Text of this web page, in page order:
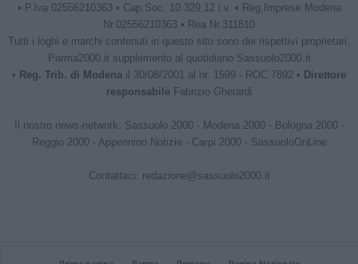
• P.Iva 02556210363 • Cap.Soc. 10.329,12 i.v. • Reg.Imprese Modena
Nr.02556210363 • Rea Nr.311810
Tutti i loghi e marchi contenuti in questo sito sono dei rispettivi proprietari.
Parma2000.it supplemento al quotidiano Sassuolo2000.it
• Reg. Trib. di Modena il 30/08/2001 al nr. 1599 - ROC 7892 • Direttore
responsabileFabrizio Gherardi
Il nostro news-network: Sassuolo 2000- Modena 2000- Bologna 2000-
Reggio 2000- Appennino Notizie - Carpi 2000- SassuoloOnLine
Contattaci: redazione@sassuolo2000.it